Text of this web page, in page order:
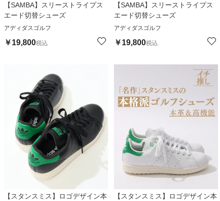
【SAMBA】スリーストライプス
エード切替シューズ
アディダスゴルフ
￥19,800税込
【SAMBA】スリーストライプス
エード切替シューズ
アディダスゴルフ
￥19,800税込
【スタンスミス】ロゴデザイン本
【スタンスミス】ロゴデザイン本